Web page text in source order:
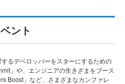
ント
るデベロッパーをスターにするための
」や、エンジニアの生きざまをブース
Boost」など、さまざまなカンファレ